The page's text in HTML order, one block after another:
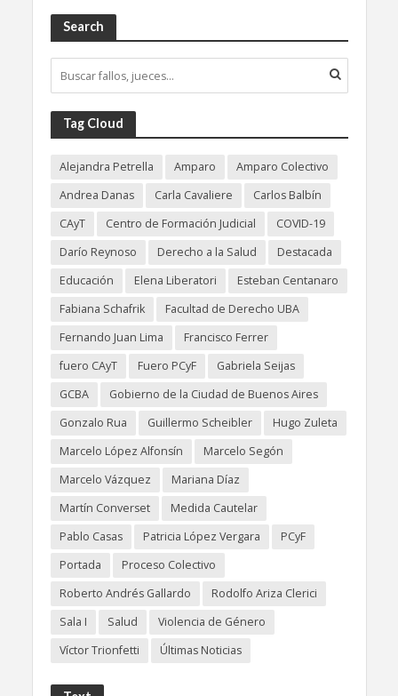
Search
Tag Cloud
Alejandra Petrella Amparo
Amparo Colectivo
Andrea Danas
Carla Cavaliere
Carlos Balbín
CAyT
Centro de Formación Judicial
COVID-19
Darío Reynoso
Derecho a la Salud
Destacada
Educación
Elena Liberatori
Esteban Centanaro
Fabiana Schafrik
Facultad de Derecho UBA
Fernando Juan Lima
Francisco Ferrer
fuero CAyT
Fuero PCyF
Gabriela Seijas
GCBA
Gobierno de la Ciudad de Buenos Aires
Gonzalo Rua
Guillermo Scheibler
Hugo Zuleta
Marcelo López Alfonsín
Marcelo Segón
Marcelo Vázquez
Mariana Díaz
Martín Converset
Medida Cautelar
Pablo Casas
Patricia López Vergara
PCyF
Portada
Proceso Colectivo
Roberto Andrés Gallardo
Rodolfo Ariza Clerici
Sala I
Salud
Violencia de Género
Víctor Trionfetti
Últimas Noticias